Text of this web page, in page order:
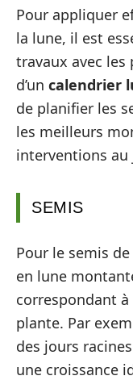
Pour appliquer
la lune, il est
travaux avec les
d’un calendrier
de planifier les
les meilleurs
interventions au
SEMIS
Pour le semis
en lune
correspondant
plante. Par
des jours
une croissance